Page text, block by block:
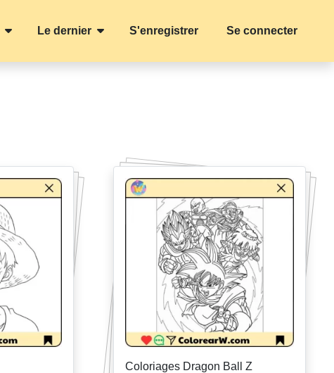
Le dernier S'enregistrer Se connecter
Coloriages Dragon Ball Z